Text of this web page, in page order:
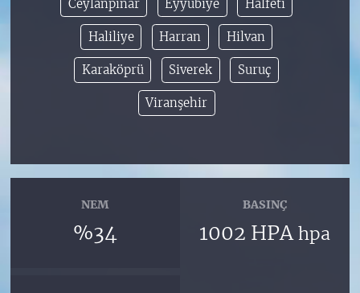
Ceylanpınar Eyyübiye Halfeti
Haliliye Harran Hilvan
Karaköprü Siverek Suruç
Viranşehir
NEM
%34
BASINÇ
1002 HPAhpa